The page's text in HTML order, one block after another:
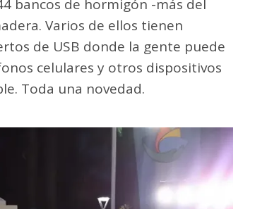
bancos de hormigón -más del
Varios de ellos tienen
de USB donde la gente puede
celulares y otros dispositivos
Toda una novedad.